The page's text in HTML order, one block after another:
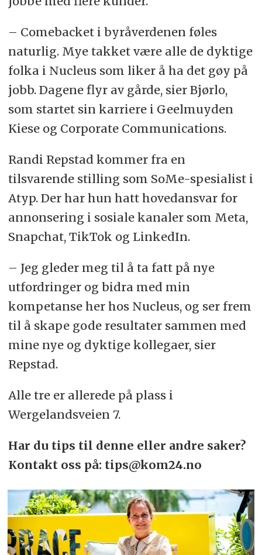
– Comebacket i byråverdenen føles
naturlig. Mye takket være alle de dyktige
folka i Nucleus som liker å ha det gøy på
jobb. Dagene flyr av gårde, sier Bjørlo,
som startet sin karriere i Geelmuyden
Kiese og Corporate Communications.
Randi Repstad kommer fra en
tilsvarende stilling som SoMe-spesialist i
Atyp. Der har hun hatt hovedansvar for
annonsering i sosiale kanaler som Meta,
Snapchat, TikTok og LinkedIn.
– Jeg gleder meg til å ta fatt på nye
utfordringer og bidra med min
kompetanse her hos Nucleus, og ser frem
til å skape gode resultater sammen med
mine nye og dyktige kollegaer, sier
Repstad.
Alle tre er allerede på plass i
Wergelandsveien 7.
Har du tips til denne eller andre saker?
Kontakt oss på: tips@kom24.no